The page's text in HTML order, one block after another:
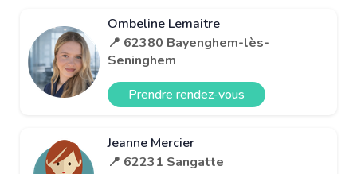
Ombeline Lemaitre
📍 62380 Bayenghem-lès-
Seninghem
Prendre rendez-vous
Jeanne Mercier
📍 62231 Sangatte